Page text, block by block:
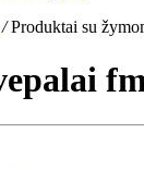
/Produktai su